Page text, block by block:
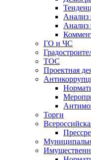
Анализ
Анализ
ГО и ЧС
ТОС
Проектная
Торги